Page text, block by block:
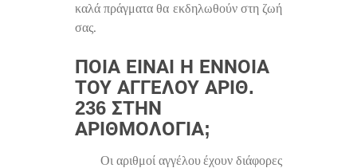
καλά πράγματα θα εκδηλωθούν στη ζωή
σας.
ΠΟΙΑ ΕΊΝΑΙ Η ΈΝΝΟΙΑ
ΤΟΥ ΑΓΓΈΛΟΥ ΑΡΙΘ.
236 ΣΤΗΝ
ΑΡΙΘΜΟΛΟΓΊΑ;
Οι αριθμοί αγγέλου έχουν διάφορες